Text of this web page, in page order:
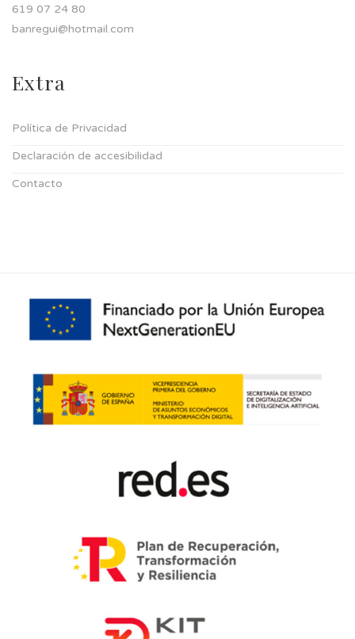
619 07 24 80
banregui@hotmail.com
Extra
Política de Privacidad
Declaración de accesibilidad
Contacto